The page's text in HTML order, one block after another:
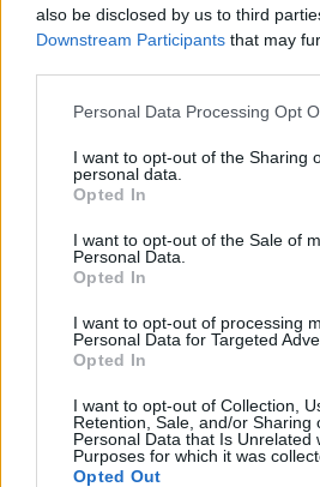
also be disclosed by us to third
Downstream Participants that may
Personal Data Processing Opt
I want to opt-out of the Sharing
personal data.
Opted In
I want to opt-out of the Sale of
Personal Data.
Opted In
I want to opt-out of processing
Personal Data for Targeted
Opted In
I want to opt-out of Collection,
Retention, Sale, and/or Sharing
Personal Data that Is Unrelated
Purposes for which it was
Opted Out
Séria/Značka:
Pirelli
24 mesiacov
Brzdiaca vzdialenosť:
C
Druh pneumatiky:
EU smernica:
1222/2009
Hlučnosť:
V
Index kg:
108 (1000kg)